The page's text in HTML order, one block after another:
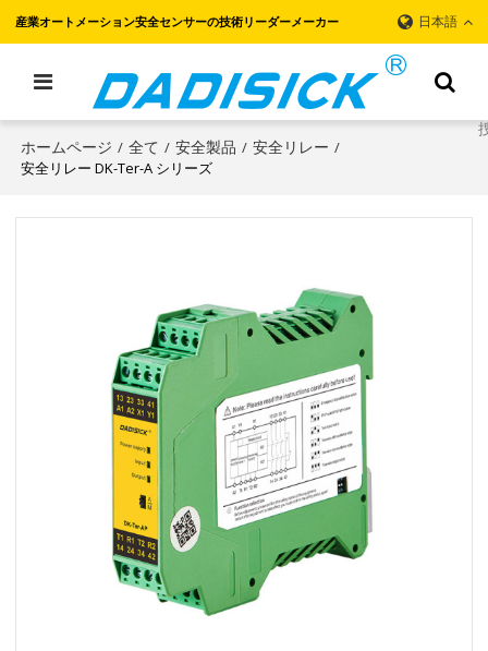
産業オートメーション安全センサーの技術リーダーメーカー 日本語
ホームページ / 全て / 安全製品 / 安全リレー /
安全リレー DK-Ter-A シリーズ